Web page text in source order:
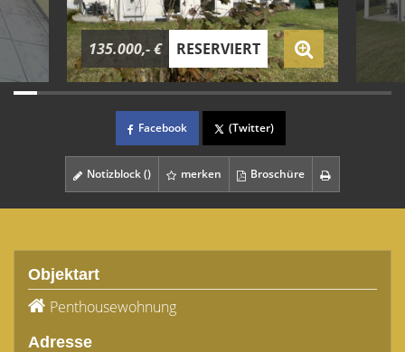
135.000,- € RESERVIERT
Facebook (Twitter)
Notizblock () merken Broschüre
Objektart
Penthousewohnung
Adresse